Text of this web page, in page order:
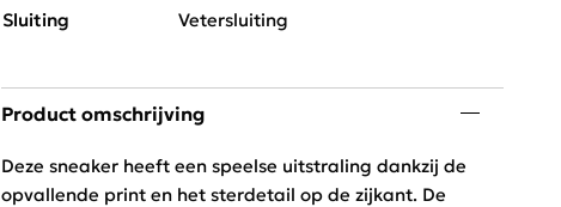
Sluiting
Vetersluiting
Product omschrijving
Deze sneaker heeft een speelse uitstraling dankzij de
opvallende print en het sterdetail op de zijkant. De